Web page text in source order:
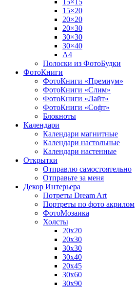
15×20
20×20
20×30
30×30
30×40
A4
Полоски из ФотоБудки
ФотоКниги
ФотоКниги «Премиум»
ФотоКниги «Слим»
ФотоКниги «Лайт»
ФотоКниги «Софт»
Блокноты
Календари
Календари магнитные
Календари настольные
Календари настенные
Открытки
Отправлю самостоятельно
Отправьте за меня
Декор Интерьера
Потреты Dream Art
Портреты по фото акрилом
ФотоМозаика
Холсты
20х20
20х30
30х30
30х40
20х45
30х60
30х90